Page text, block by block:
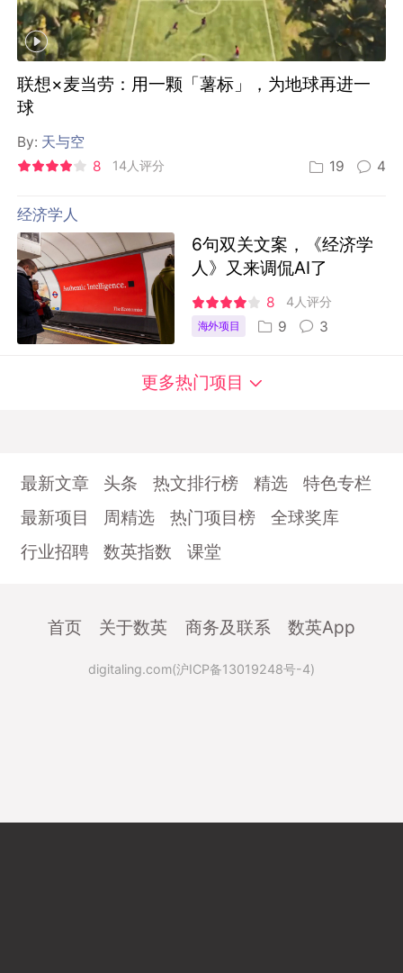
联想×麦当劳：用一颗「薯标」，为地球再进一
球
By: 天与空
8
14人评分 19 4
经济学人
6句双关文案，《经济学
人》又来调侃AI了
8 4人评分
海外项目 9 3
更多热门项目
最新文章 头条 热文排行榜 精选
特色专栏
最新项目
周精选 热门项目榜
全球奖库
行业招聘
数英指数 课堂
首页 关于数英 商务及联系 数英App
digitaling.com(沪ICP备13019248号-4)